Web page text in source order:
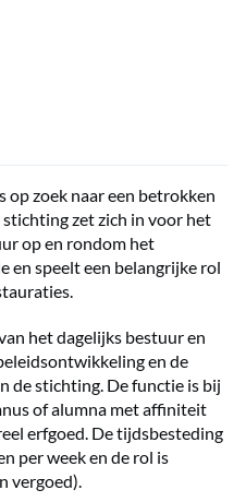
zoek naar een betrokken
zet zich in voor het
op en rondom het
en speelt een belangrijke rol
het dagelijks bestuur en
en de
de stichting. De functie is bij
of alumna met affiniteit
erfgoed. De tijdsbesteding
per week en de rol is
vergoed).